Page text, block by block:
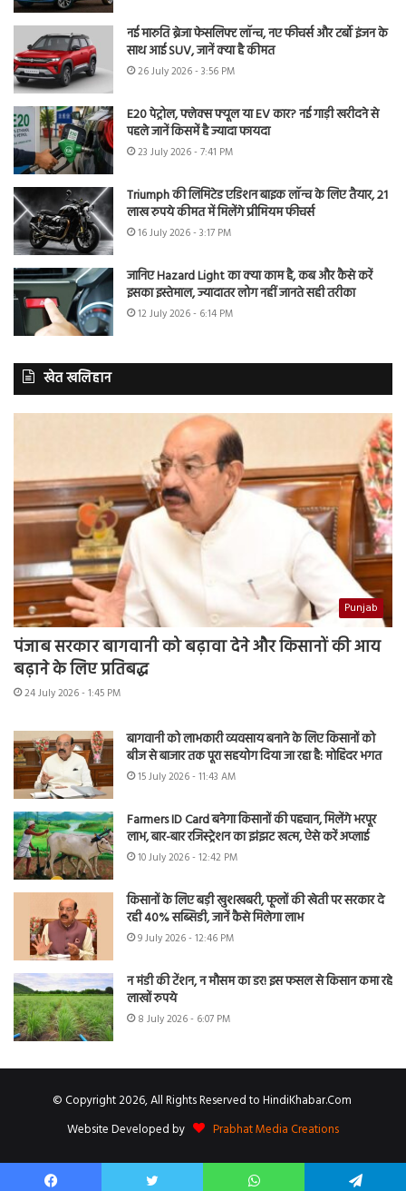
नई मारुति ब्रेजा फेसलिफ्ट लॉन्च, नए फीचर्स और टर्बो इंजन के
साथ आई SUV, जानें क्या है कीमत
26 July 2026 - 3:56 PM
E20 पेट्रोल, फ्लेक्स फ्यूल या EV कार? नई गाड़ी खरीदने से
पहले जानें किसमें है ज्यादा फायदा
23 July 2026 - 7:41 PM
Triumph की लिमिटेड एडिशन बाइक लॉन्च के लिए तैयार, 21
लाख रुपये कीमत में मिलेंगे प्रीमियम फीचर्स
16 July 2026 - 3:17 PM
जानिए Hazard Light का क्या काम है, कब और कैसे करें
इसका इस्तेमाल, ज्यादातर लोग नहीं जानते सही तरीका
12 July 2026 - 6:14 PM
खेत खलिहान
Punjab
पंजाब सरकार बागवानी को बढ़ावा देने और किसानों की आय
बढ़ाने के लिए प्रतिबद्ध
24 July 2026 - 1:45 PM
बागवानी को लाभकारी व्यवसाय बनाने के लिए किसानों को
बीज से बाजार तक पूरा सहयोग दिया जा रहा है: मोहिंदर भगत
15 July 2026 - 11:43 AM
Farmers ID Card बनेगा किसानों की पहचान, मिलेंगे भरपूर
लाभ, बार-बार रजिस्ट्रेशन का झंझट खत्म, ऐसे करें अप्लाई
10 July 2026 - 12:42 PM
किसानों के लिए बड़ी खुशखबरी, फूलों की खेती पर सरकार दे
रही 40% सब्सिडी, जानें कैसे मिलेगा लाभ
9 July 2026 - 12:46 PM
न मंडी की टेंशन, न मौसम का डर! इस फसल से किसान कमा रहे
लाखों रुपये
8 July 2026 - 6:07 PM
© Copyright 2026, All Rights Reserved to HindiKhabar.Com
Website Developed by
Prabhat Media Creations